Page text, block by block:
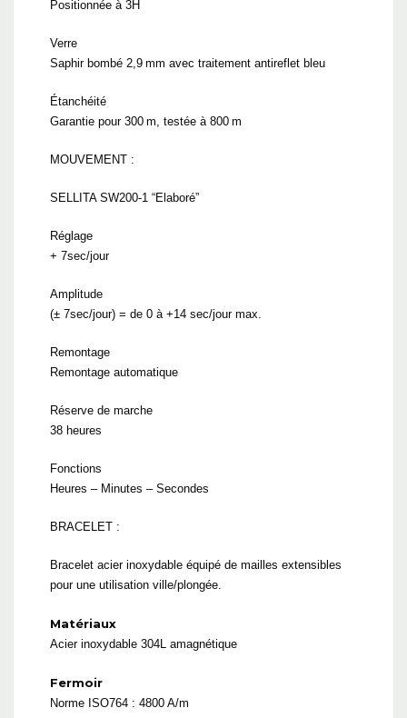
Positionnée à 3H
Verre
Saphir bombé 2,9 mm avec traitement antireflet bleu
Étanchéité
Garantie pour 300 m, testée à 800 m
MOUVEMENT :
SELLITA SW200-1 “Elaboré”
Réglage
+ 7sec/jour
Amplitude
(± 7sec/jour) = de 0 à +14 sec/jour max.
Remontage
Remontage automatique
Réserve de marche
38 heures
Fonctions
Heures – Minutes – Secondes
BRACELET :
Bracelet acier inoxydable équipé de mailles extensibles
pour une utilisation ville/plongée.
Matériaux
Acier inoxydable 304L amagnétique
Fermoir
Norme ISO764 : 4800 A/m